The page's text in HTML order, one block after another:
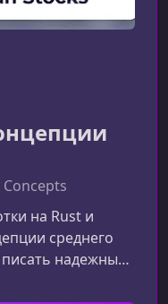
на Rust и
среднего
надежный,
код. Курс